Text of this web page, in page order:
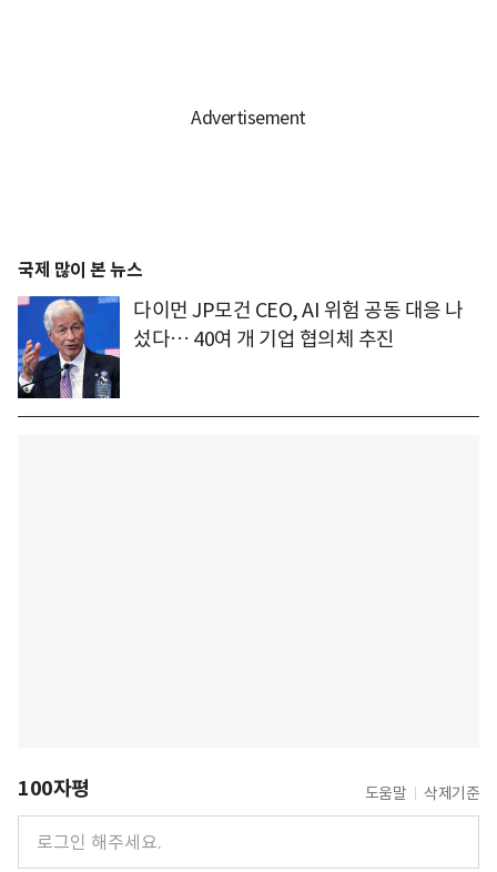
국제 많이 본 뉴스
다이먼 JP모건 CEO, AI 위험 공동 대응 나
섰다… 40여 개 기업 협의체 추진
100자평 도움말 삭제기준